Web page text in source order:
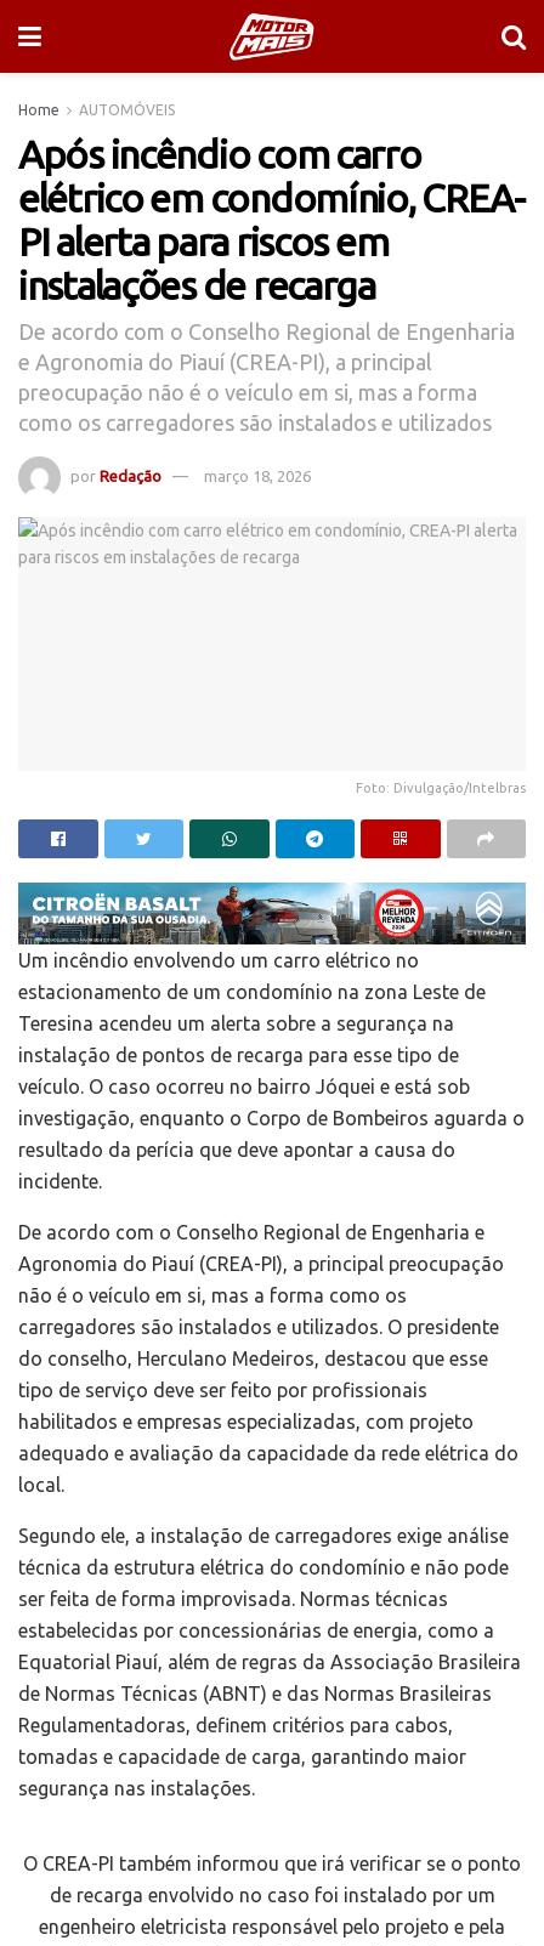
Home AUTOMÓVEIS
Após incêndio com carro
elétrico em condomínio, CREA-
PI alerta para riscos em
instalações de recarga
De acordo com o Conselho Regional de Engenharia
e Agronomia do Piauí (CREA-PI), a principal
preocupação não é o veículo em si, mas a forma
como os carregadores são instalados e utilizados
por Redação março 18, 2026
Foto: Divulgação/Intelbras
Um incêndio envolvendo um carro elétrico no
estacionamento de um condomínio na zona Leste de
Teresina acendeu um alerta sobre a segurança na
instalação de pontos de recarga para esse tipo de
veículo. O caso ocorreu no bairro Jóquei e está sob
investigação, enquanto o Corpo de Bombeiros aguarda o
resultado da perícia que deve apontar a causa do
incidente.
De acordo com o Conselho Regional de Engenharia e
Agronomia do Piauí (CREA-PI), a principal preocupação
não é o veículo em si, mas a forma como os
carregadores são instalados e utilizados. O presidente
do conselho, Herculano Medeiros, destacou que esse
tipo de serviço deve ser feito por profissionais
habilitados e empresas especializadas, com projeto
adequado e avaliação da capacidade da rede elétrica do
local.
Segundo ele, a instalação de carregadores exige análise
técnica da estrutura elétrica do condomínio e não pode
ser feita de forma improvisada. Normas técnicas
estabelecidas por concessionárias de energia, como a
Equatorial Piauí, além de regras da Associação Brasileira
de Normas Técnicas (ABNT) e das Normas Brasileiras
Regulamentadoras, definem critérios para cabos,
tomadas e capacidade de carga, garantindo maior
segurança nas instalações.
O CREA-PI também informou que irá verificar se o ponto
de recarga envolvido no caso foi instalado por um
engenheiro eletricista responsável pelo projeto e pela